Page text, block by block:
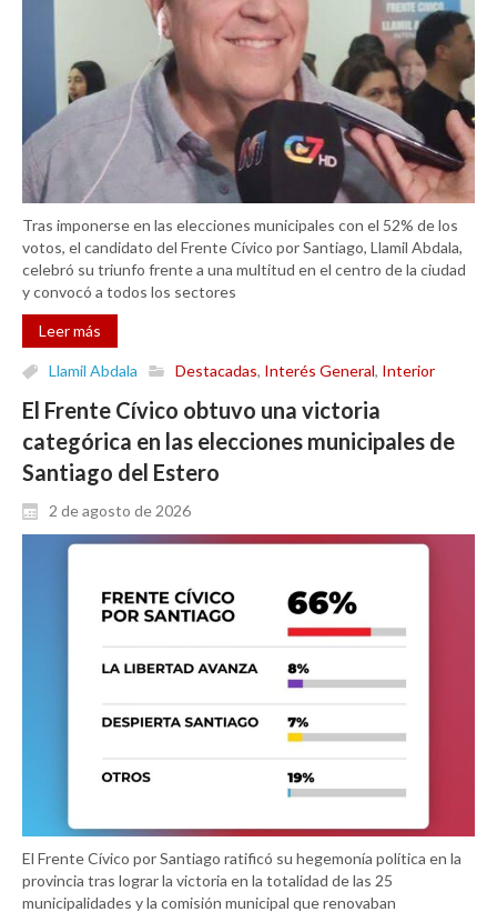
Tras imponerse en las elecciones municipales con el 52% de los
votos, el candidato del Frente Cívico por Santiago, Llamil Abdala,
celebró su triunfo frente a una multitud en el centro de la ciudad
y convocó a todos los sectores
Leer más
Llamil Abdala Destacadas, Interés General, Interior
El Frente Cívico obtuvo una victoria
categórica en las elecciones municipales de
Santiago del Estero
2 de agosto de 2026
El Frente Cívico por Santiago ratificó su hegemonía política en la
provincia tras lograr la victoria en la totalidad de las 25
municipalidades y la comisión municipal que renovaban